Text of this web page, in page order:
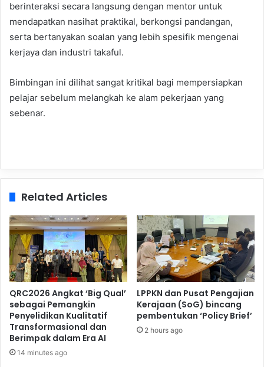
berinteraksi secara langsung dengan mentor untuk
mendapatkan nasihat praktikal, berkongsi pandangan,
serta bertanyakan soalan yang lebih spesifik mengenai
kerjaya dan industri takaful.
Bimbingan ini dilihat sangat kritikal bagi mempersiapkan
pelajar sebelum melangkah ke alam pekerjaan yang
sebenar.
Related Articles
QRC2026 Angkat ‘Big Qual’
sebagai Pemangkin
Penyelidikan Kualitatif
Transformasional dan
Berimpak dalam Era AI
14 minutes ago
LPPKN dan Pusat Pengajian
Kerajaan (SoG) bincang
pembentukan ‘Policy Brief’
2 hours ago